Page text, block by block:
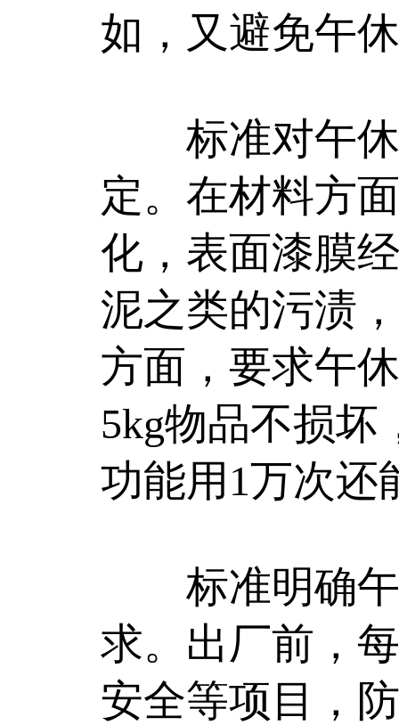
如，又避免午
标准对午休
定。在材料方
化，表面漆膜
泥之类的污渍
方面，要求午
5kg物品不损坏
功能用1万次还
标准明确午
求。出厂前，
安全等项目，